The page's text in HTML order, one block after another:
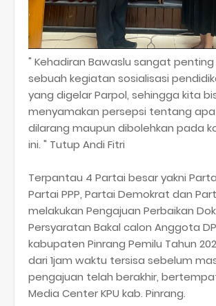
" Kehadiran Bawaslu sangat
sebuah kegiatan sosialisasi
yang digelar Parpol, sehingga kita
menyamakan persepsi tentang
dilarang maupun dibolehkan pada
ini. " Tutup Andi Fitri
Terpantau 4 Partai besar yakni
Partai PPP, Partai Demokrat dan
melakukan Pengajuan Perbaikan
Persyaratan Bakal calon Anggota
kabupaten Pinrang Pemilu Tahun
dari 1jam waktu tersisa sebelum
pengajuan telah berakhir,
Media Center KPU kab. Pinrang.